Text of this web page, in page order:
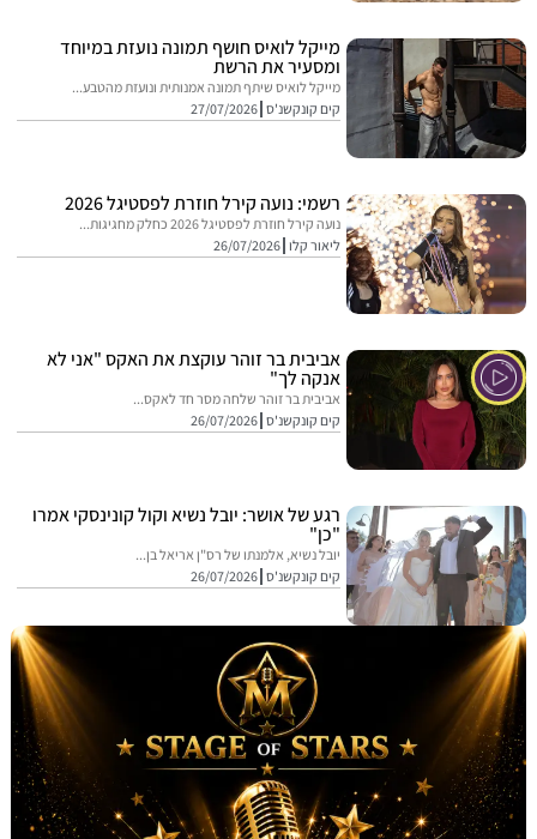
מייקל לואיס חושף תמונה נועזת במיוחד
ומסעיר את הרשת
מייקל לואיס שיתף תמונה אמנותית ונועזת מהטבע...
קים קונקשנ'ס 27/07/2026
רשמי: נועה קירל חוזרת לפסטיגל 2026
נועה קירל חוזרת לפסטיגל 2026 כחלק מחגיגות...
ליאור קלו 26/07/2026
אביבית בר זוהר עוקצת את האקס "אני לא
אנקה לך"
אביבית בר זוהר שלחה מסר חד לאקס...
קים קונקשנ'ס 26/07/2026
רגע של אושר: יובל נשיא וקול קונינסקי אמרו
"כן"
יובל נשיא, אלמנתו של רס"ן אריאל בן...
קים קונקשנ'ס 26/07/2026